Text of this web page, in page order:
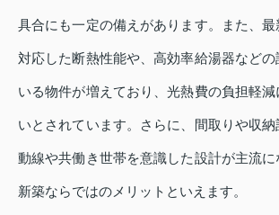
具合にも一定の備えがあります。また、
対応した断熱性能や、高効率給湯器など
いる物件が増えており、光熱費の負担軽
いとされています。さらに、間取りや収
動線や共働き世帯を意識した設計が主流に
新築ならではのメリットといえます。